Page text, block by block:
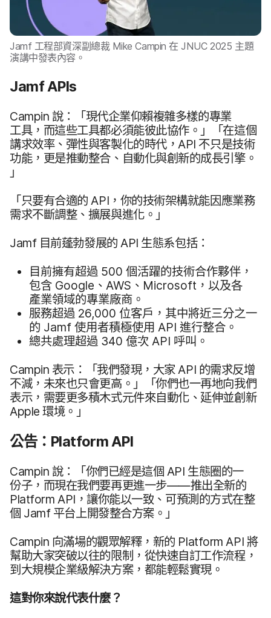
Jamf 工程部​資深​副總裁Mike Campin在 JNUC 2025 主題​
演講​中​發表​內容。
Jamf APIs
Campin 說：​「現代​企業​仰賴複雜​多樣​的​專業​
工具，​而​這些​工具​都​必須​能​彼此​協作。​」​「在​這​個​
講求​效率、​彈性​與​客製化​的​時代， API 不​只是​技術​
功能，​更​是​推動​整合、​自動化​與​創新​的​成長​引擎。​
」
「只要​有​合適​的 API ，​你​的​技術​架構​就​能​因應​業務​
需求​不斷​調整、​擴展​與​進化。​」
Jamf 目前​蓬勃​發展​的 API 生態​系​包括：
目前​擁有​超過 500 個​活躍​的​技術​合作​夥伴，​
包含 Google 、 AWS 、 Microsoft ，​以及​各​
產業​領域​的​專業​廠商。
服務​超過 26,000 位​客戶，​其中​將​近​三分之一​
的 Jamf 使用​者​積極​使用 API 進行​整合。
總共​處理​超過 340 億​次 API 呼叫。
Campin 表示：​「我們​發現，​大家 API 的​需求​反增​
不​減，​未來​也​只會​更​高。​」​「你們​也​一​再​地​向​我們​
表示，​需要​更多​積​木式​元​件​來​自​動化、​延伸​並​創新
Apple環境。​」
公告： Platform API
Campin 說：​「你們​已經​是​這​個 API 生​態圈​的​一​
份子，​而​現在​我們​要​再​更​進一步​——​推出​全新​的
Platform API ，​讓​你​能​以​一致、​可​預測​的​方式​在​整​
個 Jamf 平台上​開發​整​合​方案。​」
Campin 向​滿場​的​觀眾​解釋，​新​的 Platform API 將​
幫助​大家​突破​以往​的​限制，​從​快速​自訂​工作​流程，​
到​大規模​企業​級​解決​方案，​都​能​輕鬆​實現。
這​對​你來​說​代表​什麼？